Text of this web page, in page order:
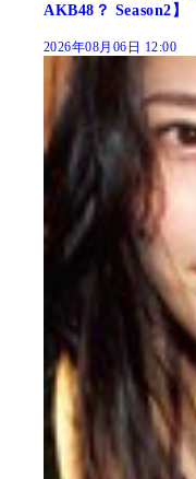
AKB48？ Season2】
2026年08月06日 12:00